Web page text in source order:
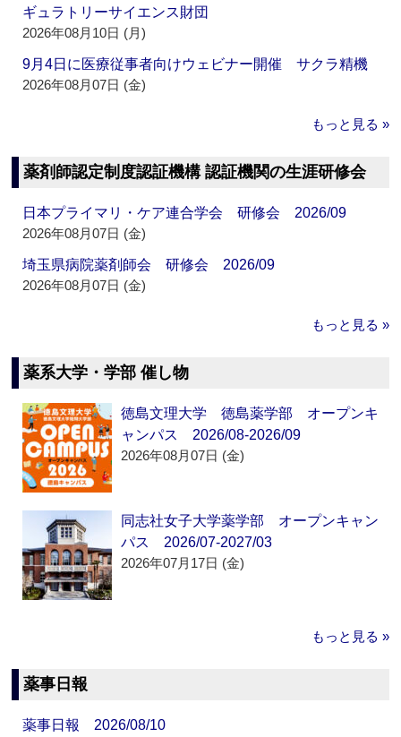
ギュラトリーサイエンス財団
2026年08月10日 (月)
9月4日に医療従事者向けウェビナー開催 サクラ精機
2026年08月07日 (金)
もっと見る »
薬剤師認定制度認証機構 認証機関の生涯研修会
日本プライマリ・ケア連合学会 研修会 2026/09
2026年08月07日 (金)
埼玉県病院薬剤師会 研修会 2026/09
2026年08月07日 (金)
もっと見る »
薬系大学・学部 催し物
徳島文理大学 徳島薬学部 オープンキ
ャンパス 2026/08-2026/09
2026年08月07日 (金)
同志社女子大学薬学部 オープンキャン
パス 2026/07-2027/03
2026年07月17日 (金)
もっと見る »
薬事日報
薬事日報 2026/08/10